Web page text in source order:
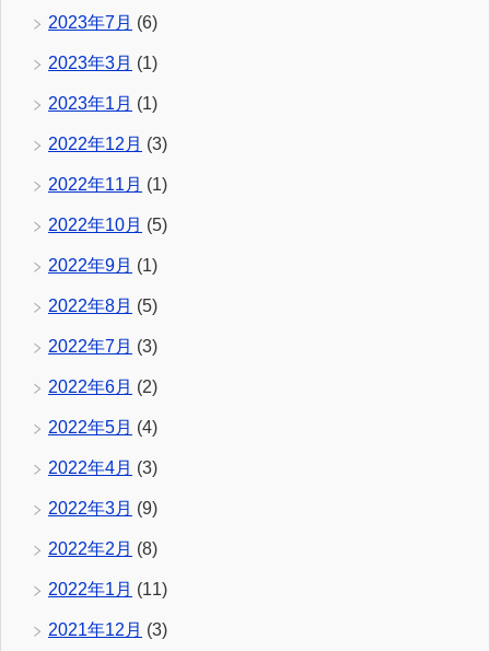
2023年7月 (6)
2023年3月 (1)
2023年1月 (1)
2022年12月 (3)
2022年11月 (1)
2022年10月 (5)
2022年9月 (1)
2022年8月 (5)
2022年7月 (3)
2022年6月 (2)
2022年5月 (4)
2022年4月 (3)
2022年3月 (9)
2022年2月 (8)
2022年1月 (11)
2021年12月 (3)